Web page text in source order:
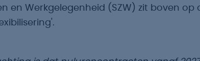
en Werkgelegenheid (SZW) zit boven op